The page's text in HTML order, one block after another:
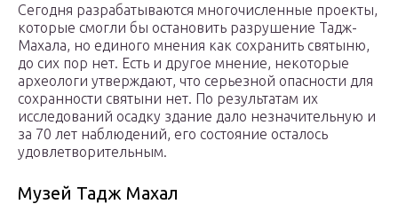
Сегодня разрабатываются многочисленные проекты,
которые смогли бы остановить разрушение Тадж-
Махала, но единого мнения как сохранить святыню,
до сих пор нет. Есть и другое мнение, некоторые
археологи утверждают, что серьезной опасности для
сохранности святыни нет. По результатам их
исследований осадку здание дало незначительную и
за 70 лет наблюдений, его состояние осталось
удовлетворительным.
Музей Тадж Махал